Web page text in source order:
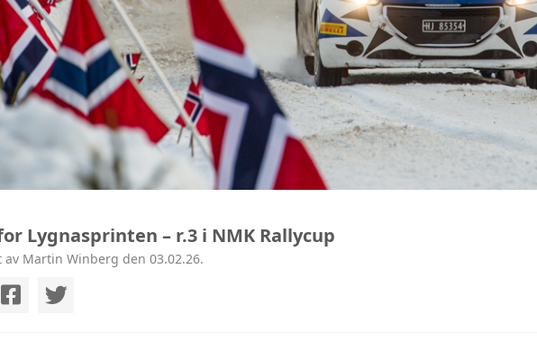
Lygnasprinten – r.3 i NMK Rallycup
av Martin Winberg den 03.02.26.